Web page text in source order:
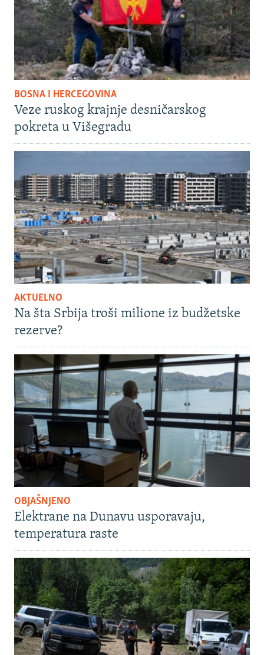
BOSNA I HERCEGOVINA
Veze ruskog krajnje desničarskog
pokreta u Višegradu
AKTUELNO
Na šta Srbija troši milione iz budžetske
rezerve?
OBJAŠNJENO
Elektrane na Dunavu usporavaju,
temperatura raste